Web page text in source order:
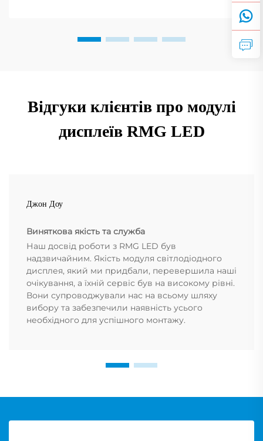
Відгуки клієнтів про модулі
дисплеїв RMG LED
Джон Доу
Виняткова якість та служба
Наш досвід роботи з RMG LED був
надзвичайним. Якість модуля світлодіодного
дисплея, який ми придбали, перевершила наші
очікування, а їхній сервіс був на високому рівні.
Вони супроводжували нас на всьому шляху
вибору та забезпечили наявність усього
необхідного для успішного монтажу.